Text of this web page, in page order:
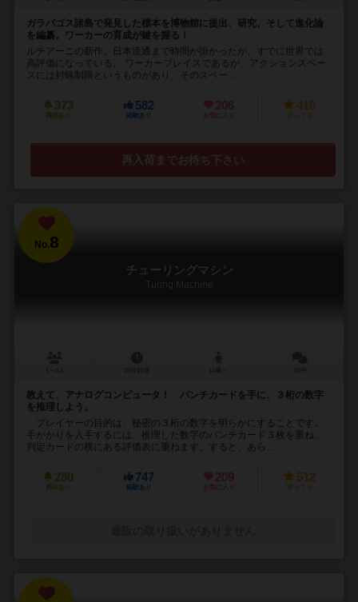
ガラパゴス諸島で発見した標本を博物館に提出、研究、そして進化論
を編纂。ワーカーの育成が鍵を握る！
ルチアーニの新作。日本流通まで時間が掛かったが、すでに世界では
高評価になっている。 ワーカープレイスであるが、アクションスペー
スには封蝋制限というものがあり、そのスペー...
373
興味あり
582
経験あり
206
お気に入り
410
持ってる
再入荷までお待ち下さい
No.8
チューリングマシン
Turing Machine
教えて、アナログコンピュータ！ パンチカードを手に、３桁の数字
を推理しよう。
プレイヤーの目的は、秘密の３桁の数字を明らかにすることです。
手がかりを入手するには、推理した数字のパンチカード３枚を重ね、
判定カードの横にある評価表に重ねます。すると、あら...
280
興味あり
747
経験あり
209
お気に入り
512
持ってる